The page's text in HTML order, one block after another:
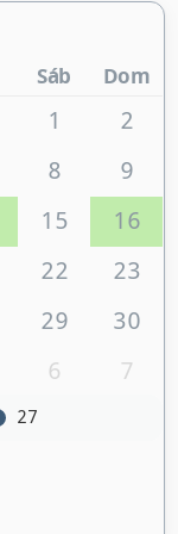
Sáb Dom
1
2
8
9
15
16
22
23
29
30
6 7
27